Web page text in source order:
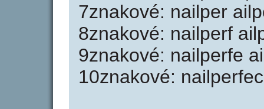
7znakové: nailper
8znakové: nailperf
9znakové: nailperfe
10znakové: